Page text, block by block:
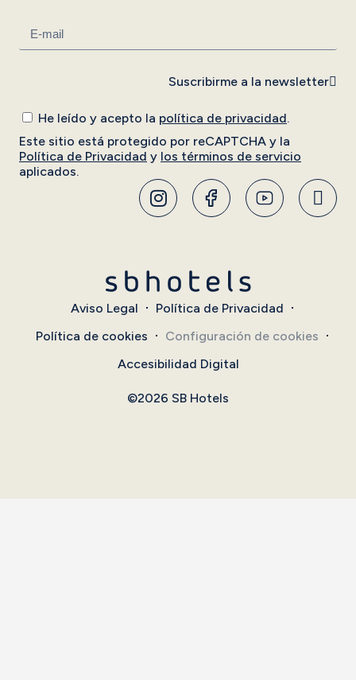
He leído y acepto la política de privacidad.
Este sitio está protegido por reCAPTCHA y la
Política de Privacidad y los términos de servicio
aplicados.
Suscribirme a la newsletter
Aviso Legal
Política de Privacidad
Política de cookies
Configuración de cookies
Accesibilidad Digital
©2026 SB Hotels